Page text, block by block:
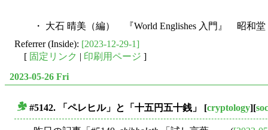
・ 大石 晴美（編） 『World Englishes 入門』 昭和堂
Referrer (Inside): [2023-12-29-1]
[ 固定リンク | 印刷用ページ ]
2023-05-26 Fri
#5142. 「ペレヒル」と「十五円五十銭」 [cryptology][